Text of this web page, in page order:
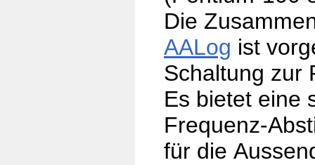
Die
AALog ist
Schaltung zur
Es bietet eine
Frequenz-
für die